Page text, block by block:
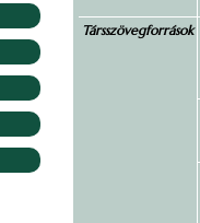
Társszövegforrások